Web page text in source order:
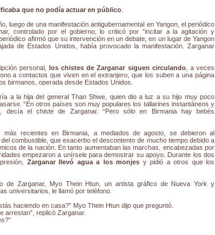
que no podía actuar en público
luego de una manifestación antigubernamental en Yangon, el periódico
controlado por el gobierno, lo criticó por “incitar a la agitación y
afirmó que su intervención en un debate, en un lugar de Yangon
de Estados Unidos, había provocado la manifestación. Zarganar
personal, los chistes de Zarganar siguen circulando, a veces
a contactos que viven en el extranjero, que los suben a una página
birmanos, operada desde Estados Unidos.
a la hija del general Than Shwe, quien dio a luz a su hijo muy poco
“En otros países son muy populares los tallarines instantáneos y
decía el chiste de Zarganar. “Pero sólo en Birmania hay bebés
más recientes en Birmania, a mediados de agosto, se debieron al
combustible, que exacerbo el descontento de mucho tiempo debido a
de la nación. En tanto aumentaban las marchas, encabezadas por
empezaron a unírsele para demostrar su apoyo. Durante los dos
Zarganar llevó agua a los monjes y pidió a otros que los
de Zarganar, Myo Thein Htun, un artista gráfico de Nueva York y
universitarios, le llamó por teléfono.
haciendo en casa?” Myo Thein Htun dijo que preguntó.
arrestan”, replicó Zarganar.